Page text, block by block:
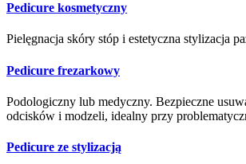
Pedicure kosmetyczny
Pielęgnacja skóry stóp i estetyczna stylizacja
Pedicure frezarkowy
Podologiczny lub medyczny. Bezpieczne
odcisków i modzeli, idealny przy
Pedicure ze stylizacją